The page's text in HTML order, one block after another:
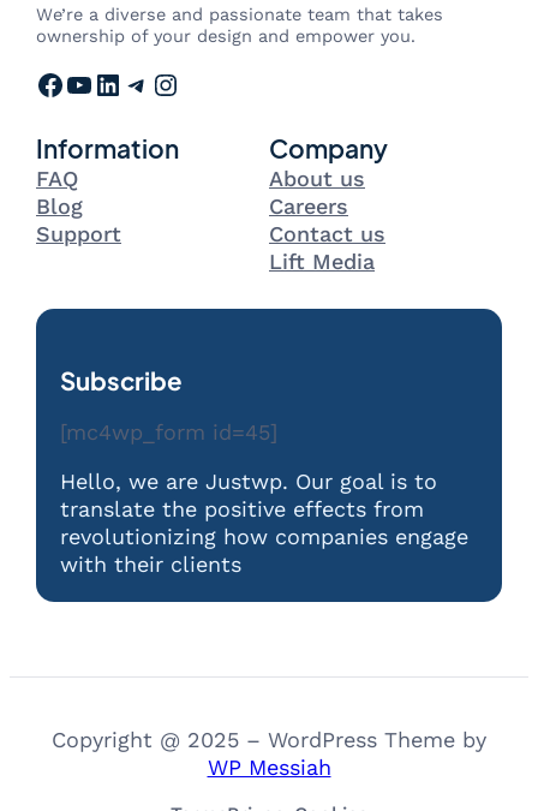
We’re a diverse and passionate team that takes
ownership of your design and empower you.
Facebook YouTube LinkedIn Telegram Instagram
Information
FAQ
Blog
Support
Company
About us
Careers
Contact us
Lift Media
Subscribe
[mc4wp_form id=45]
Hello, we are Justwp. Our goal is to
translate the positive effects from
revolutionizing how companies engage
with their clients
Copyright @ 2025 – WordPress Theme by
WP Messiah